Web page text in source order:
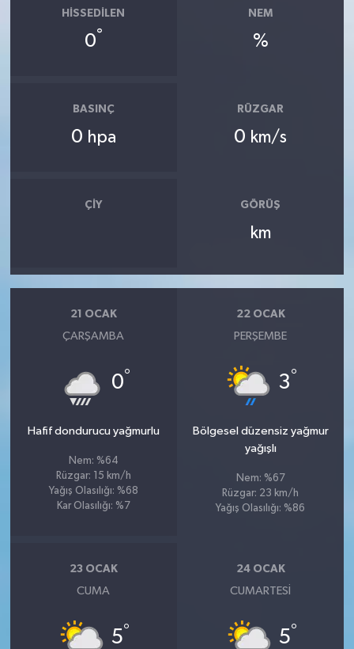
HISSEDILEN
0°
NEM
%
BASINÇ
0 hpa
RÜZGAR
0 km/s
ÇIY GÖRÜŞ
km
21 OCAK
ÇARŞAMBA
0°
Hafif dondurucu yağmurlu
Nem: %64
Rüzgar: 15 km/h
Yağış Olasılığı: %68
Kar Olasılığı: %7
22 OCAK
PERŞEMBE
3°
Bölgesel düzensiz yağmur
yağışlı
Nem: %67
Rüzgar: 23 km/h
Yağış Olasılığı: %86
23 OCAK
CUMA
5°
24 OCAK
CUMARTESI
5°